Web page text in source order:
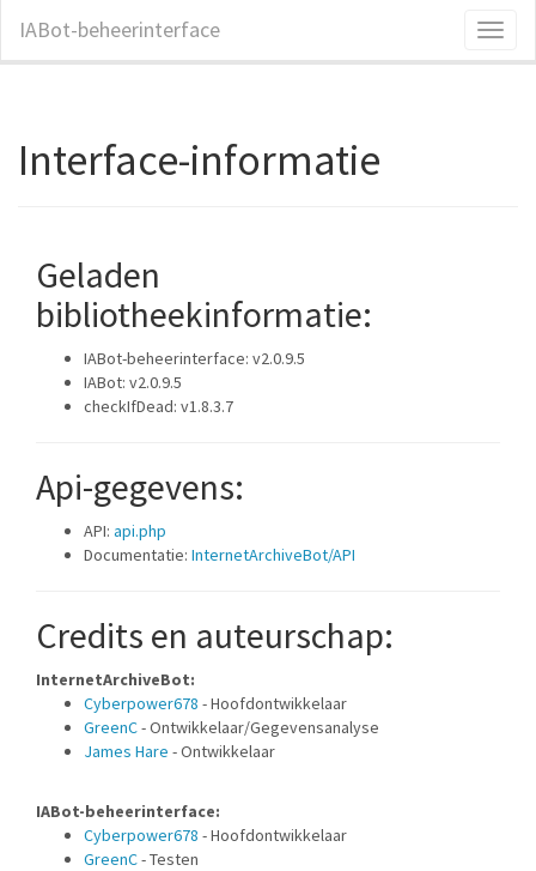
IABot-beheerinterface
Interface-informatie
Geladen
bibliotheekinformatie:
IABot-beheerinterface: v2.0.9.5
IABot: v2.0.9.5
checkIfDead: v1.8.3.7
Api-gegevens:
API: api.php
Documentatie: InternetArchiveBot/API
Credits en auteurschap:
InternetArchiveBot:
Cyberpower678 - Hoofdontwikkelaar
GreenC- Ontwikkelaar/Gegevensanalyse
James Hare - Ontwikkelaar
IABot-beheerinterface:
Cyberpower678 - Hoofdontwikkelaar
GreenC- Testen